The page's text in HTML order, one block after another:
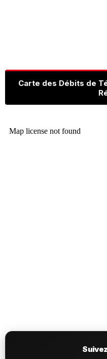
Carte des Débits de